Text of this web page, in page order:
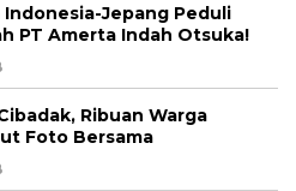
Jepang Peduli
PT Amerta Indah Otsuka!
Ribuan Warga
Foto Bersama